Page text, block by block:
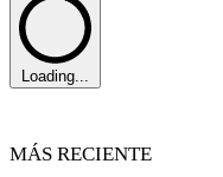
Loading...
MÁS RECIENTE